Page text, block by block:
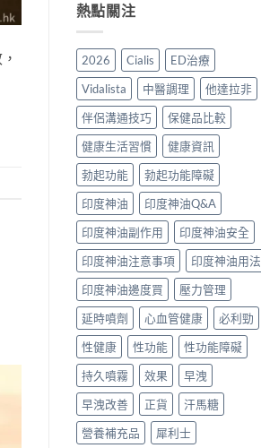
熱點關注
2026 Cialis
ED治療
Vidalista
中醫調理
他達拉非
伴侶溝通技巧
保健品比較
健康生活習慣
健康資訊
勃起功能
勃起功能障礙
印度神油
印度神油Q&A
印度神油副作用
印度神油安全
印度神油注意事項
印度神油用法
印度神油邊度買
壓力管理
延時噴劑
心血管健康
必利勁
性健康
性功能
性功能障礙
持久噴霧
效果
早洩
早洩改善
正貨
汗馬糖
營養補充品
犀利士